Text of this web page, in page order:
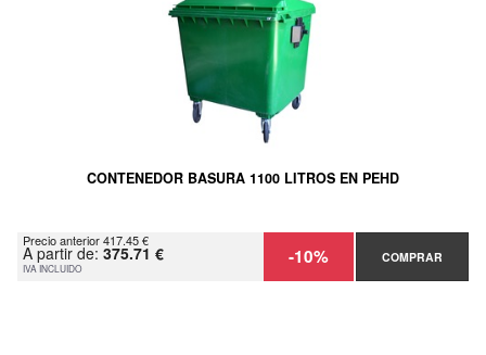
CONTENEDOR BASURA 1100 LITROS EN PEHD
Precio anterior 417.45 €
A partir de: 375.71 €
IVA INCLUIDO -10% COMPRAR